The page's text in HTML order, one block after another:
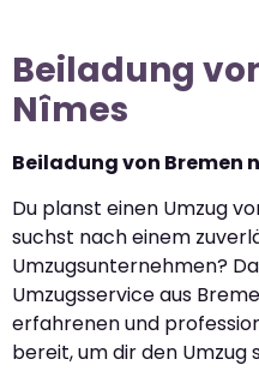
Beiladung
Nîmes
Beiladung von Bremen
Du planst einen Umzug
suchst nach einem
Umzugsunternehmen?
Umzugsservice aus
erfahrenen und
bereit, um dir den Umzug